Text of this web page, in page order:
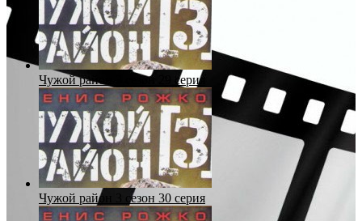
Чужой район 3 сезон 29 серия
Чужой район 3 сезон 30 серия